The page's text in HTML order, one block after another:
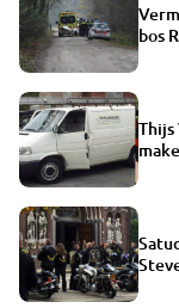
bos
Thijs